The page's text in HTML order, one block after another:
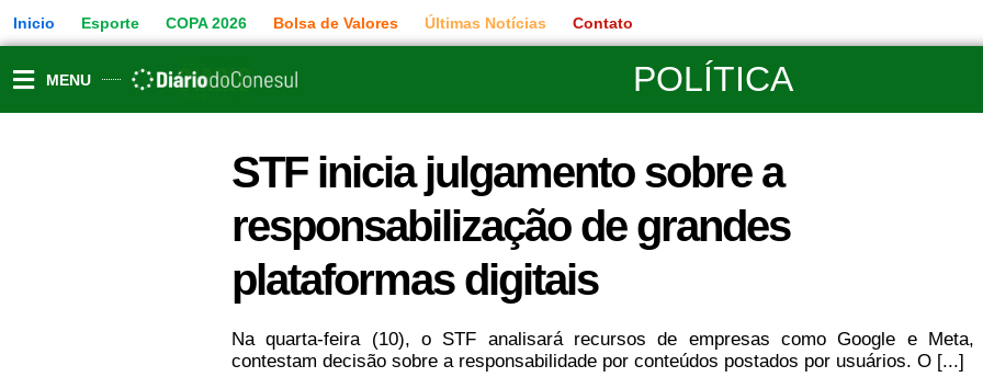
para
o
conteúdo
Inicio Esporte COPA 2026 Bolsa de Valores Últimas Notícias Contato
MENU POLÍTICA
STF inicia julgamento sobre a
responsabilização de grandes
plataformas digitais
Na quarta-feira (10), o STF analisará recursos de empresas como Google e Meta,
contestam decisão sobre a responsabilidade por conteúdos postados por usuários. O [...]